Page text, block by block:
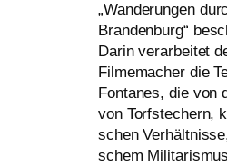
„Wanderungen
Brandenburg“
Darin ver­ar­bei­tet
Filmemacher die
Fontanes, die von
von Torfstechern,
schen
schem